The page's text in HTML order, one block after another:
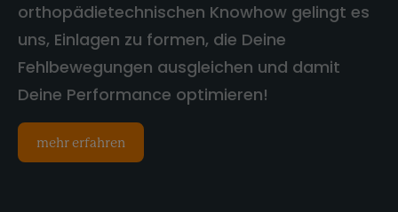
orthopädietechnischen Knowhow gelingt es
uns, Einlagen zu formen, die Deine
Fehlbewegungen ausgleichen und damit
Deine Performance optimieren!
mehr erfahren